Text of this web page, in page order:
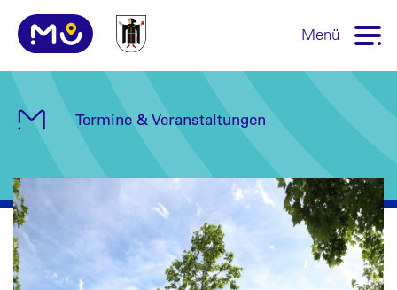
Menü
Termine & Veranstaltungen